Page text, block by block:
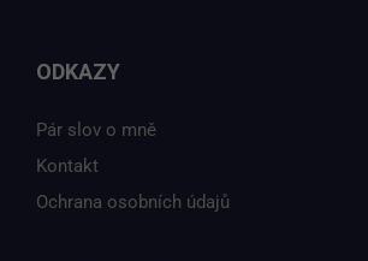
ODKAZY
Pár slov o mně
Kontakt
Ochrana osobních údajů